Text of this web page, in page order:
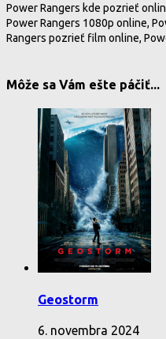
Power Rangers kde pozrieť
Power Rangers 1080p online,
Rangers pozrieť film online,
Môže sa Vám ešte páčiť...
Geostorm
6. novembra 2024